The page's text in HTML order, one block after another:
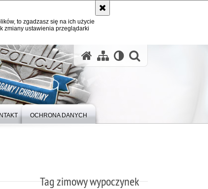
to zgadzasz się na ich użycie
zmiany ustawienia przeglądarki
OCHRONA DANYCH
Tag zimowy wypoczynek